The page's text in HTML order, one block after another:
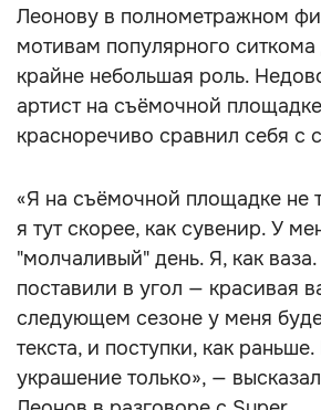
Леонову в полнометражном
мотивам популярного ситкома
крайне небольшая роль.
артист на съёмочной
красноречиво сравнил себя с
«Я на съёмочной площадке не
я тут скорее, как сувенир. У
"молчаливый" день. Я, как
поставили в угол — красивая
следующем сезоне у меня
текста, и поступки, как
украшение только», —